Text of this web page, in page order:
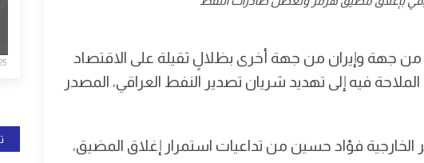
من جهة وإيران من جهة أخرى بظلالٍ ثقيلة على الاقتصاد
فيه إلى تهديد شريان تصدير النفط العراقي، المصدر
فؤاد حسين من تداعيات استمرار إغلاق المضيق،